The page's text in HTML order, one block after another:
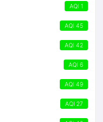
AQI 1
AQI 45
AQI 42
AQI 6
AQI 49
AQI 27